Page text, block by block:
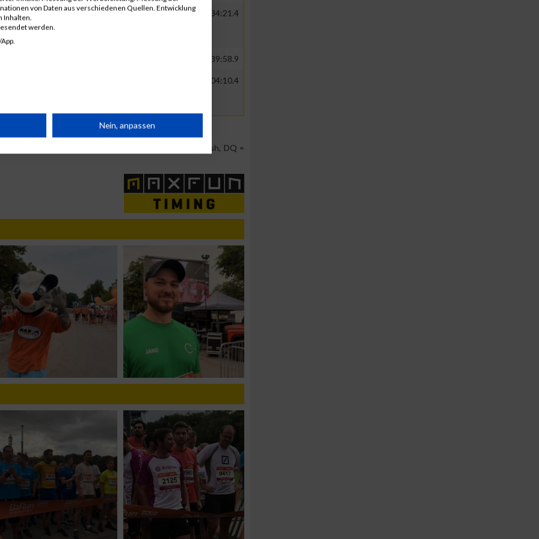
Männer 17 02:34:21.4
02:39:58.9
03:04:10.4
Position, DNS = Did not start, DNF = Did not finish, DQ =
von Daten aus verschiedenen Quellen. Entwicklung
Inhalten.
werden.
Daten aus
Nein, anpassen